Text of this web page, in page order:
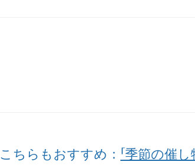
こちらもおすすめ： 「季節の催し